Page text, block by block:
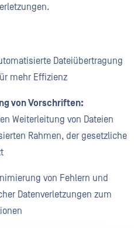
Dateiübertragung
mehr Effizienz
von Vorschriften:
Weiterleitung von Dateien
Rahmen, der gesetzliche
von Fehlern und
Datenverletzungen zum